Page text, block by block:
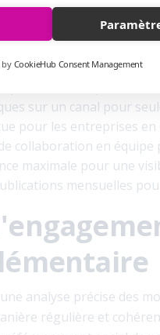
byCookieHub Consent Management
spécifiques des
sur un canal pour
pour les entreprises en
collaboration en équipe
maximale pour une
mensuelles
analyse précise des
régulière et